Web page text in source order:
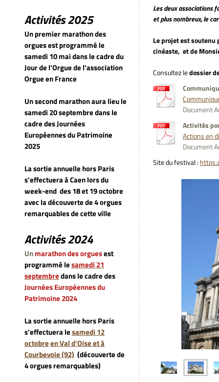
Activités 2025
Un premier marathon des
orgues est programmé le
samedi 10 mai dans le cadre du
Jour de l'Orgue de l'association
Orgue en France
Un second marathon aura lieu le
samedi 20 septembre dans le
cadre des Journées
Européennes du Patrimoine
2025
La sortie annuelle hors Paris
s'effectuera à Caen lors du
week-end des 18 et 19 octobre
avec la découverte de 4 orgues
remarquables de cette ville
Activités 2024
Unmarathon des orguesest
programmé lesamedi 21
septembredans le cadre des
Journées Européennes du
Patrimoine 2024
La sortie annuelle hors Paris
s'effectuera lesamedi 12
octobreen Val d'Oise et à
Courbevoie (92) (découverte de
4 orgues remarquables)
Les deux associations
et plus nombreux, le
Le projet est soutenu
cinéaste, et de
Consultez ledossier
Document
Activités
Actions en
Document
Site du festival :